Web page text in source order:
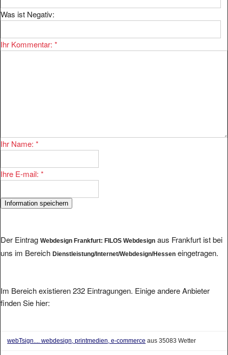
Was ist Negativ:
Ihr Kommentar: *
Ihr Name: *
Ihre E-mail: *
Der Eintrag Webdesign Frankfurt: FILOS Webdesign aus Frankfurt ist bei
uns im Bereich Dienstleistung/Internet/Webdesign/Hessen eingetragen.
Im Bereich existieren 232 Eintragungen. Einige andere Anbieter
finden Sie hier:
webTsign.... webdesign, printmedien, e-commerce aus 35083 Wetter